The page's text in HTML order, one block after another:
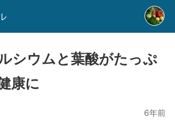
シウムと葉酸がたっぷ
康に
6年前